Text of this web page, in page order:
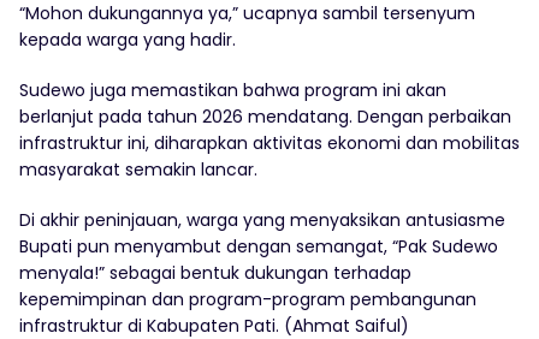
“Mohon dukungannya ya,” ucapnya sambil tersenyum
kepada warga yang hadir.
Sudewo juga memastikan bahwa program ini akan
berlanjut pada tahun 2026 mendatang. Dengan perbaikan
infrastruktur ini, diharapkan aktivitas ekonomi dan mobilitas
masyarakat semakin lancar.
Di akhir peninjauan, warga yang menyaksikan antusiasme
Bupati pun menyambut dengan semangat, “Pak Sudewo
menyala!” sebagai bentuk dukungan terhadap
kepemimpinan dan program-program pembangunan
infrastruktur di Kabupaten Pati. (Ahmat Saiful)